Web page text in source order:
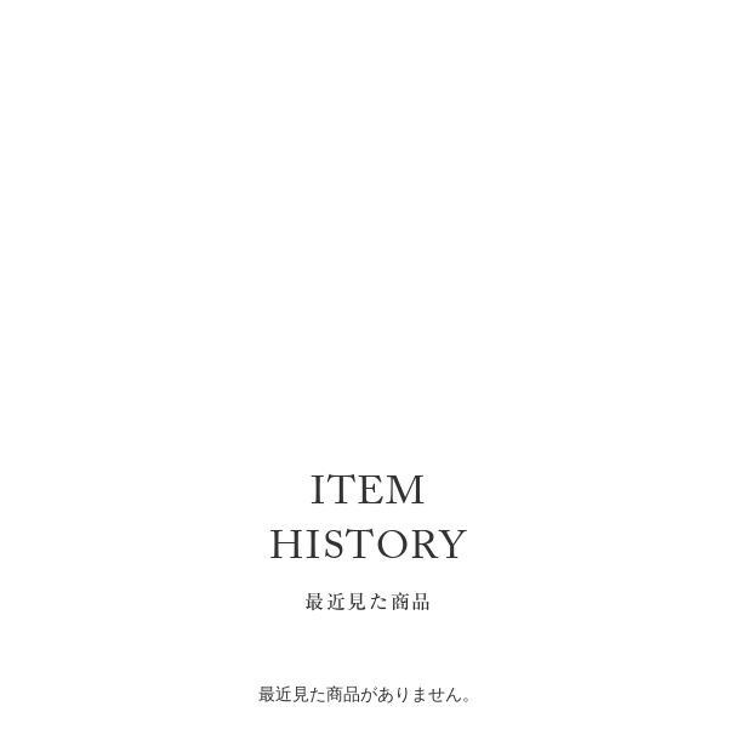
ITEM
HISTORY
最近見た商品
最近見た商品がありません。